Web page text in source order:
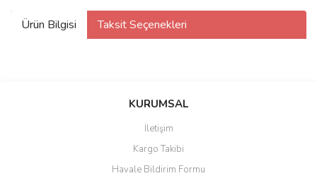
Ürün Bilgisi Taksit Seçenekleri
KURUMSAL
İletişim
Kargo Takibi
Havale Bildirim Formu